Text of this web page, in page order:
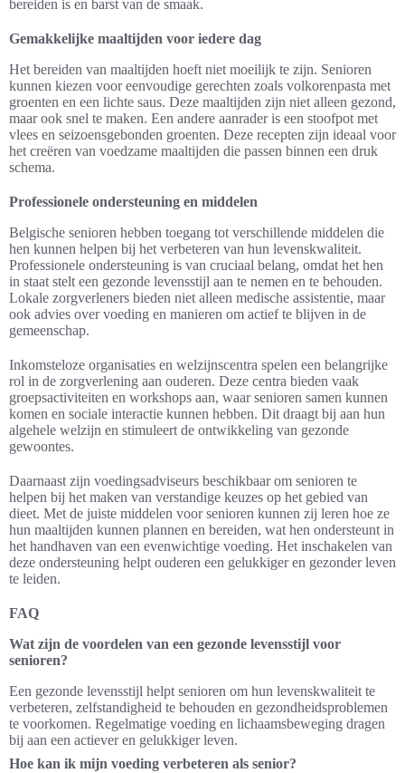
bereiden is en barst van de smaak.
Gemakkelijke maaltijden voor iedere dag
Het bereiden van maaltijden hoeft niet moeilijk te zijn. Senioren
kunnen kiezen voor eenvoudige gerechten zoals volkorenpasta met
groenten en een lichte saus. Deze maaltijden zijn niet alleen gezond,
maar ook snel te maken. Een andere aanrader is een stoofpot met
vlees en seizoensgebonden groenten. Deze recepten zijn ideaal voor
het creëren van voedzame maaltijden die passen binnen een druk
schema.
Professionele ondersteuning en middelen
Belgische senioren hebben toegang tot verschillende middelen die
hen kunnen helpen bij het verbeteren van hun levenskwaliteit.
Professionele ondersteuning is van cruciaal belang, omdat het hen
in staat stelt een gezonde levensstijl aan te nemen en te behouden.
Lokale zorgverleners bieden niet alleen medische assistentie, maar
ook advies over voeding en manieren om actief te blijven in de
gemeenschap.
Inkomsteloze organisaties en welzijnscentra spelen een belangrijke
rol in de zorgverlening aan ouderen. Deze centra bieden vaak
groepsactiviteiten en workshops aan, waar senioren samen kunnen
komen en sociale interactie kunnen hebben. Dit draagt bij aan hun
algehele welzijn en stimuleert de ontwikkeling van gezonde
gewoontes.
Daarnaast zijn voedingsadviseurs beschikbaar om senioren te
helpen bij het maken van verstandige keuzes op het gebied van
dieet. Met de juiste middelen voor senioren kunnen zij leren hoe ze
hun maaltijden kunnen plannen en bereiden, wat hen ondersteunt in
het handhaven van een evenwichtige voeding. Het inschakelen van
deze ondersteuning helpt ouderen een gelukkiger en gezonder leven
te leiden.
FAQ
Wat zijn de voordelen van een gezonde levensstijl voor
senioren?
Een gezonde levensstijl helpt senioren om hun levenskwaliteit te
verbeteren, zelfstandigheid te behouden en gezondheidsproblemen
te voorkomen. Regelmatige voeding en lichaamsbeweging dragen
bij aan een actiever en gelukkiger leven.
Hoe kan ik mijn voeding verbeteren als senior?